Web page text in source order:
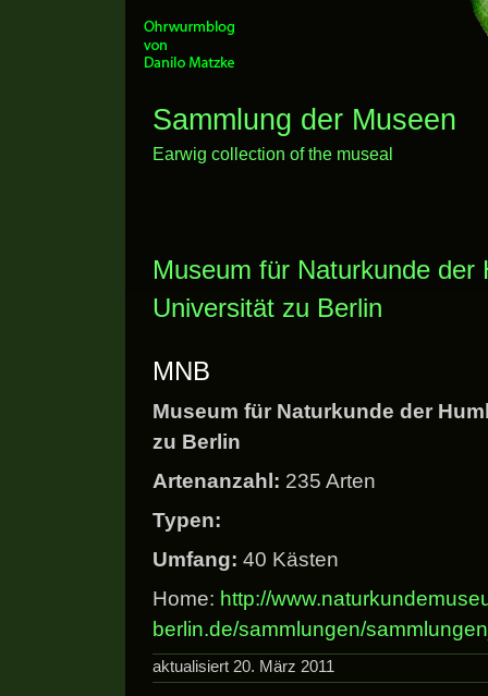
Sammlung der Museen
Earwig collection of the museal
Museum für Naturkunde der
Universität zu Berlin
MNB
Museum für Naturkunde der
zu Berlin
Artenanzahl: 235 Arten
Typen:
Umfang: 40 Kästen
Home: http://
berlin.de/sammlungen/
aktualisiert 20. März 2011